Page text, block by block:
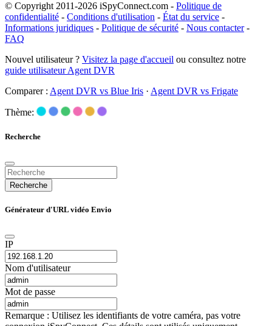
© Copyright 2011-2026 iSpyConnect.com - Politique de
confidentialité - Conditions d'utilisation - État du service -
Informations juridiques - Politique de sécurité - Nous contacter-
FAQ
Nouvel utilisateur ? Visitez la page d'accueil ou consultez notre
guide utilisateur Agent DVR
Comparer : Agent DVR vs Blue Iris · Agent DVR vs Frigate
Thème:
Recherche
Recherche
Générateur d'URL vidéo Envio
IP
Nom d'utilisateur
Mot de passe
Remarque : Utilisez les identifiants de votre caméra, pas votre